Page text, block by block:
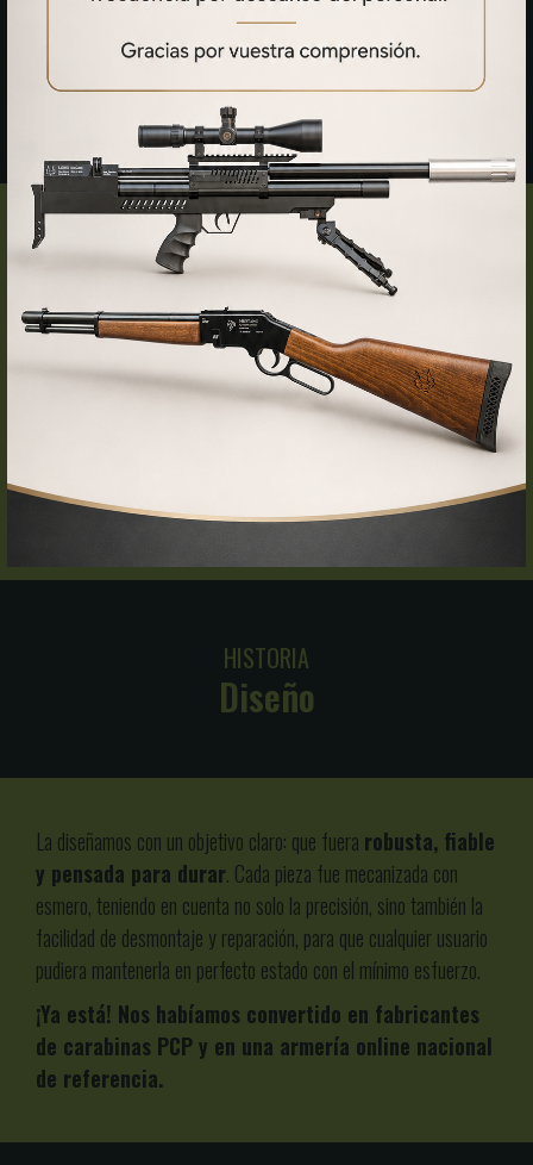
HISTORIA
Permisos
El siguiente paso fue conseguir los permisos de
de armas de 4ª categoría
. Fue un proceso largo, lleno de
trámites y obstáculos, pero no nos rendimos. Cada documento
firmado, cada revisión superada, nos acercaba más a nuestro
sueño.
Cuando finalmente obtuvimos la licencia, estábamos listos. Con
los conocimientos, los medios productivos y, sobre todo, el
entusiasmo de quienes aman lo que hacen, nació nuestra primera
carabina de fabricación propia.
HISTORIA
Diseño
La diseñamos con un objetivo claro: que fuera robusta, fiable
y pensada para durar. Cada pieza fue mecanizada con
esmero, teniendo en cuenta no solo la precisión, sino también la
facilidad de desmontaje y reparación, para que cualquier usuario
pudiera mantenerla en perfecto estado con el mínimo esfuerzo.
¡Ya está! Nos habíamos convertido en fabricantes
de carabinas PCP y en una armería online nacional
de referencia.